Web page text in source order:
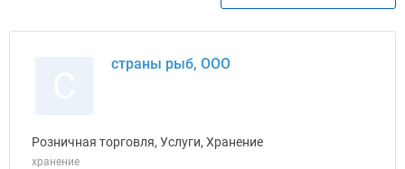
страны рыб, ООО
Розничная торговля, Услуги, Хранение
хранение